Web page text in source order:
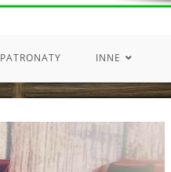
PATRONATY INNE